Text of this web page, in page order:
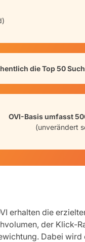
die Top 50
OVI-Basis umfasst
(unverändert
erhalten die
der Klick-
Dabei wird